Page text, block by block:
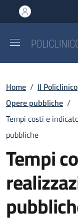
al contenuto
to footer content
Briciole di
Home / Il Policlinico
Opere pubbliche /
Tempi costi e
pubbliche
Tempi